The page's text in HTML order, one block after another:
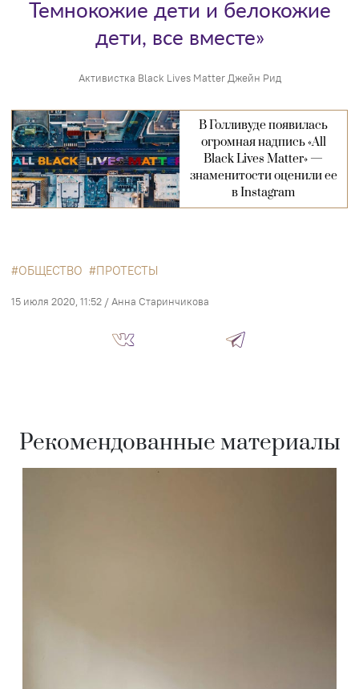
Активистка Black Lives Matter Джейн Рид
Темнокожие дети и белокожие
дети, все вместе»
В Голливуде появилась
огромная надпись «All
Black Lives Matter» —
знаменитости оценили ее
в Instagram
ОБЩЕСТВО ПРОТЕСТЫ
15 июля 2020, 11:52 / Анна Старинчикова
Рекомендованные материалы